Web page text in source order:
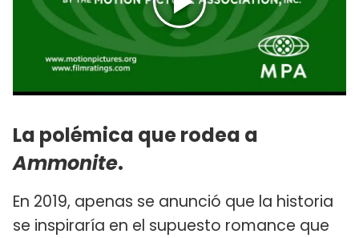
La polémica que rodea a
Ammonite.
En 2019, apenas se anunció que la historia
se inspiraría en el supuesto romance que